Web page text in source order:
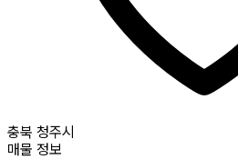
충북 청주시
매물 정보